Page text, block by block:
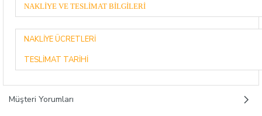
NAKLİYE VE TESLİMAT BİLGİLERİ
NAKLİYE ÜCRETLERİ
TESLİMAT TARİHİ
Müşteri Yorumları